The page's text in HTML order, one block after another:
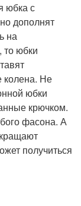
юбка с
дополнят
на
то юбки
колена. Не
юбки
крючком.
фасона. А
получиться